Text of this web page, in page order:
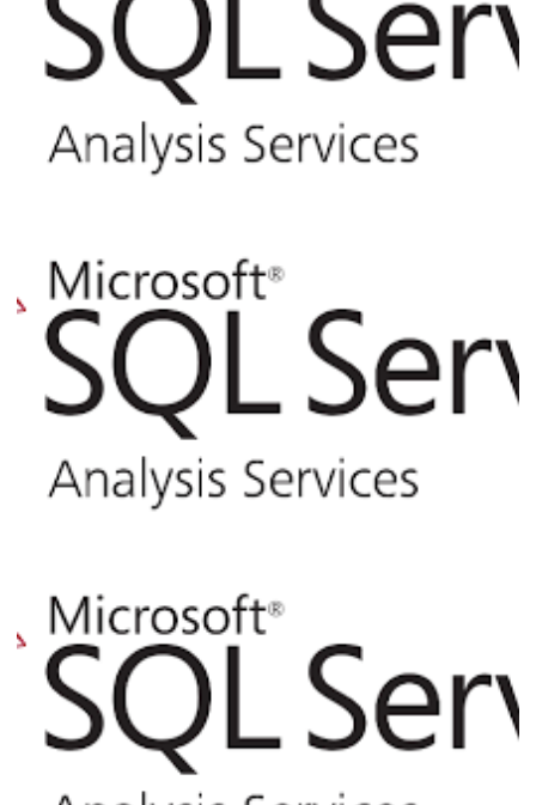
05 de novembro de 2020 3 min de leitura
ou Powershell para processar cubos e
dimensões via linha de comando (T-SQL)
ou Job do SQL Agent
06 de agosto de 2017 10 min de leitura
de catálogo pelo SQL Server
02 de abril de 2017 3 min de leitura